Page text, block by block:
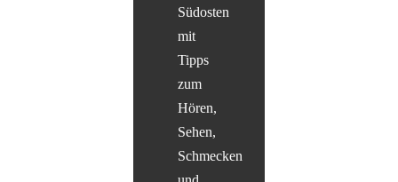
Südosten
mit
Tipps
zum
Hören,
Sehen,
Schmecken